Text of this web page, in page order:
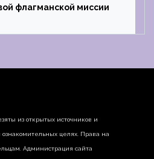
флагманской миссии
из открытых источников и
ознакомительных целях. Права на
Администрация сайта